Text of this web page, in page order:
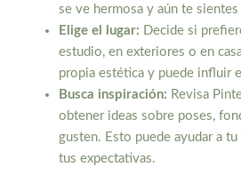
se ve hermosa y aún te sientes
Elige el lugar: Decide si
estudio, en exteriores o en
propia estética y puede influir
Busca inspiración: Revisa
obtener ideas sobre poses,
gusten. Esto puede ayudar a
tus expectativas.